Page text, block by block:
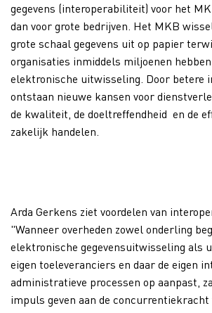
gegevens (interoperabiliteit) voor het
dan voor grote bedrijven. Het MKB
grote schaal gegevens uit op papier
organisaties inmiddels miljoenen
elektronische uitwisseling. Door betere
ontstaan nieuwe kansen voor
de kwaliteit, de doeltreffendheid en de
zakelijk handelen.
Arda Gerkens ziet voordelen van
"Wanneer overheden zowel onderling
elektronische gegevensuitwisseling als
eigen toeleveranciers en daar de eigen
administratieve processen op aanpast,
impuls geven aan de